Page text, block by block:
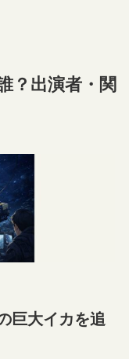
？出演者・関
巨大イカを追